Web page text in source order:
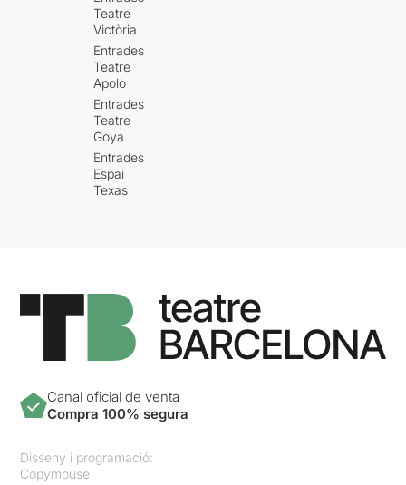
Teatre
Victòria
Entrades
Teatre
Apolo
Entrades
Teatre
Goya
Entrades
Espai
Texas
Canal oficial de venta
Compra 100% segura
Disseny i programació:
Copymouse